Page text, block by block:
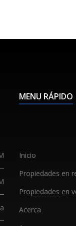
MENU RÁPIDO
Inicio
Propiedades en
Propiedades en
Acerca